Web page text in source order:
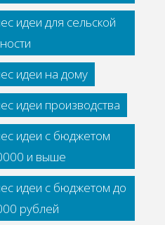
идеи для сельской
идеи на дому
идеи производства
идеи с бюджетом
и выше
идеи с бюджетом до
рублей